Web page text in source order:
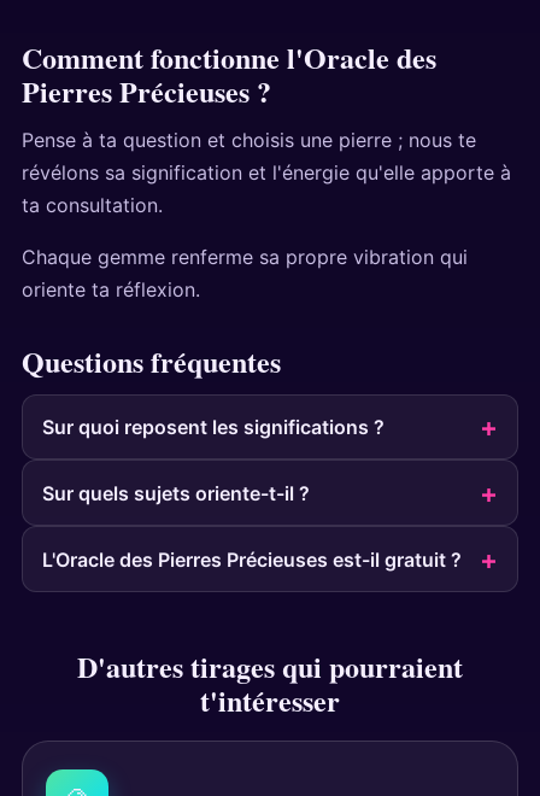
Comment fonctionne l'Oracle des
Pierres Précieuses ?
Pense à ta question et choisis une pierre ; nous te
révélons sa signification et l'énergie qu'elle apporte à
ta consultation.
Chaque gemme renferme sa propre vibration qui
oriente ta réflexion.
Questions fréquentes
Sur quoi reposent les significations ?
Sur quels sujets oriente-t-il ?
L'Oracle des Pierres Précieuses est-il gratuit ?
D'autres tirages qui pourraient
t'intéresser